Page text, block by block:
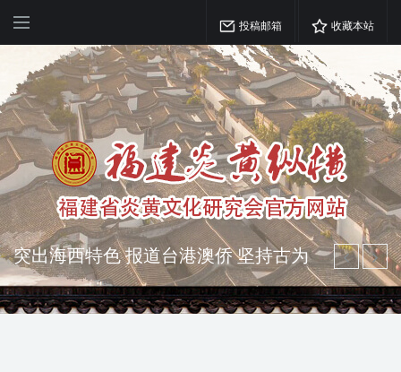
投稿邮箱 收藏本站
突出海西特色 报道台港澳侨 坚持古为
今用 力求雅俗共赏
弘扬优秀文化 振奋民族精神 介绍民族
瑰宝 宣传中华精英